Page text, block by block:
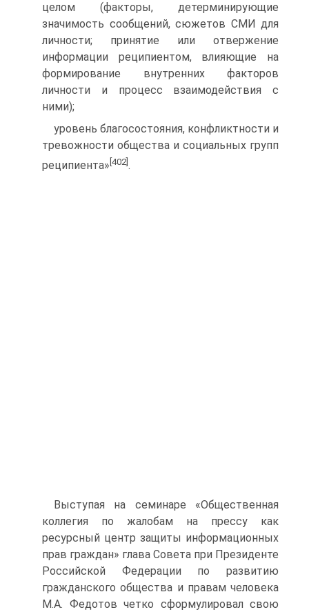
целом (факторы, детерминирующие
значимость сообщений, сюжетов СМИ для
личности; принятие или отвержение
информации реципиентом, влияющие на
формирование внутренних факторов
личности и процесс взаимодействия с
ними);
уровень благосостояния, конфликтности и
тревожности общества и социальных групп
реципиента» [402].
Выступая на семинаре «Общественная
коллегия по жалобам на прессу как
ресурсный центр защиты информационных
прав граждан» глава Совета при Президенте
Российской Федерации по развитию
гражданского общества и правам человека
М.А. Федотов четко сформулировал свою